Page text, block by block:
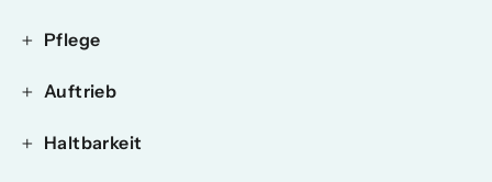
Pflege
Auftrieb
Haltbarkeit